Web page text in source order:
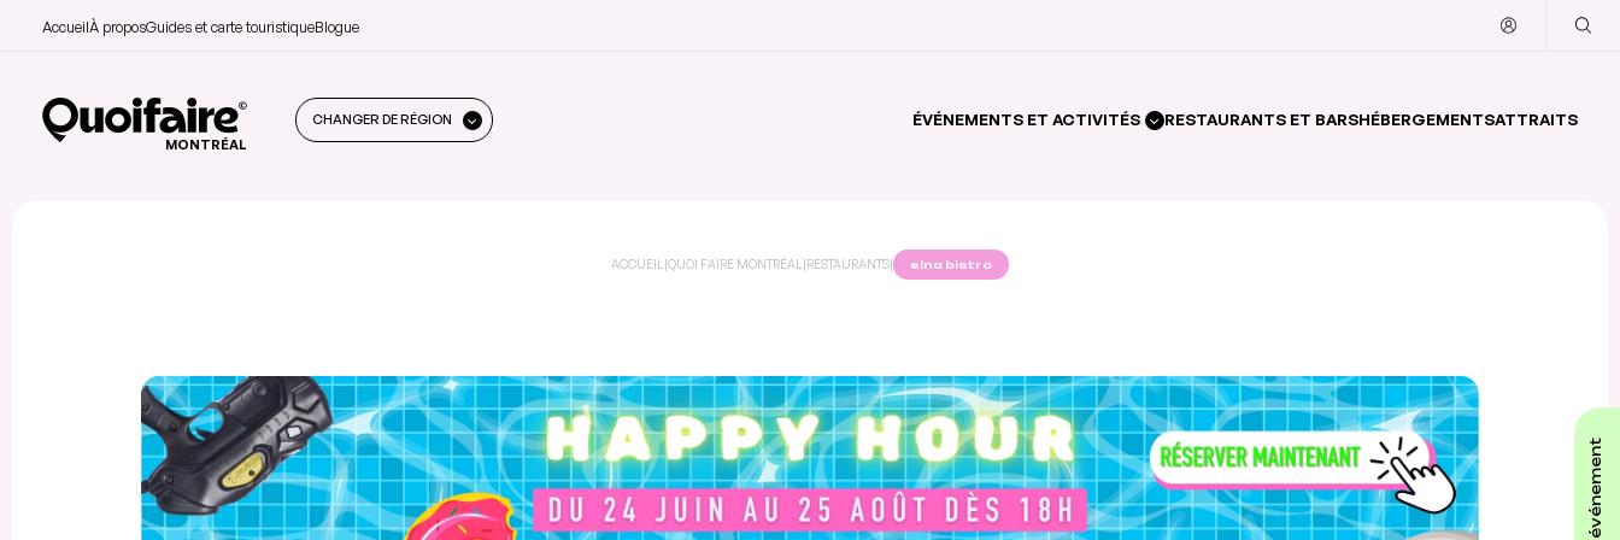
AccueilÀ proposGuides et carte touristiqueBlogue
MONTRÉAL
CHANGER DE RÉGION ÉVÉNEMENTS ET ACTIVITÉS RESTAURANTS ET BARSHÉBERGEMENTSATTRAITS
ACCUEIL |QUOI FAIRE MONTRÉAL |RESTAURANTS| elna bistro